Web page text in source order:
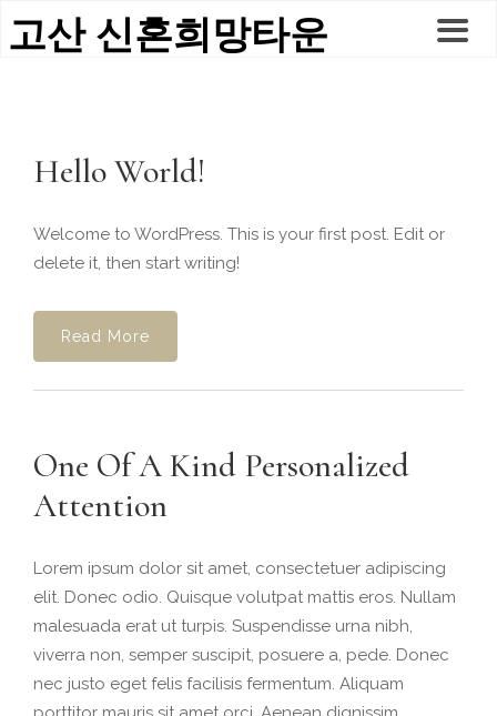
Hello World!
Welcome to WordPress. This is your first post. Edit or
delete it, then start writing!
Read More
One Of A Kind Personalized
Attention
Lorem ipsum dolor sit amet, consectetuer adipiscing
elit. Donec odio. Quisque volutpat mattis eros. Nullam
malesuada erat ut turpis. Suspendisse urna nibh,
viverra non, semper suscipit, posuere a, pede. Donec
nec justo eget felis facilisis fermentum. Aliquam
고산 신혼희망타운